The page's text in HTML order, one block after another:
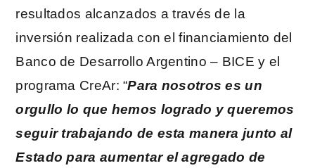
resultados alcanzados a través de la
inversión realizada con el financiamiento del
Banco de Desarrollo Argentino – BICE y el
programa CreAr: “Para nosotros es un
orgullo lo que hemos logrado y queremos
seguir trabajando de esta manera junto al
Estado para aumentar el agregado de